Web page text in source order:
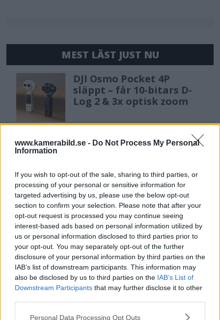
www.kamerabild.se - Do Not Process My Personal
Information
If you wish to opt-out of the sale, sharing to third parties, or
processing of your personal or sensitive information for
targeted advertising by us, please use the below opt-out
section to confirm your selection. Please note that after your
opt-out request is processed you may continue seeing
interest-based ads based on personal information utilized by
us or personal information disclosed to third parties prior to
your opt-out. You may separately opt-out of the further
disclosure of your personal information by third parties on the
IAB’s list of downstream participants. This information may
also be disclosed by us to third parties on the IAB’s List of
Downstream Participants that may further disclose it to other
Please note that this website/app uses one or more Google
Personal Data Processing Opt Outs
MEST LÄST JUST NU
DJI Osmo Pocket 4P
släppt – får 10-bitars D-
Log 2 & 3x optisk zoom
Sony lägger bud på
Tamron – kan vara värt
OM System lanserar
gratislån av kameror &
objektiv i Sverige
Sony FE 100-400mm F5,6-8
OSS – lätt telezoom för
fågel, sport & natur